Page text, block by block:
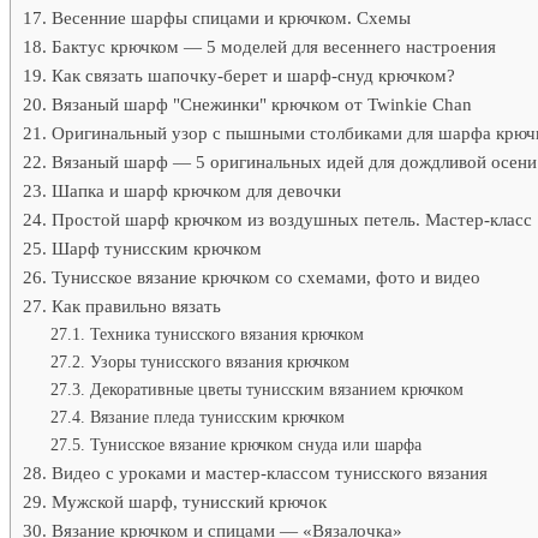
Весенние шарфы спицами и крючком. Схемы
Бактус крючком — 5 моделей для весеннего настроения
Как связать шапочку-берет и шарф-снуд крючком?
Вязаный шарф "Снежинки" крючком от Twinkie Chan
Оригинальный узор с пышными столбиками для шарфа
Вязаный шарф — 5 оригинальных идей для дождливой осени
Шапка и шарф крючком для девочки
Простой шарф крючком из воздушных петель. Мастер-класс
Шарф тунисским крючком
Тунисское вязание крючком со схемами, фото и видео
Как правильно вязать
Техника тунисского вязания крючком
Узоры тунисского вязания крючком
Декоративные цветы тунисским вязанием крючком
Вязание пледа тунисским крючком
Тунисское вязание крючком снуда или шарфа
Видео с уроками и мастер-классом тунисского вязания
Мужской шарф, тунисский крючок
Вязание крючком и спицами — «Вязалочка»